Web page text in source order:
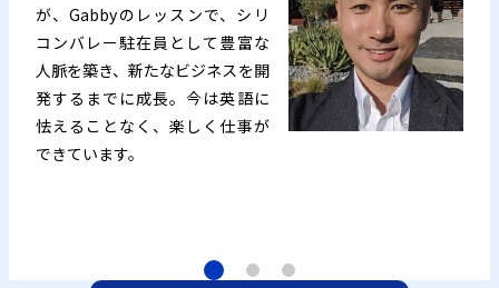
が、Gabbyのレッスンで、シリ
コンバレー駐在員として豊富な
人脈を築き、新たなビジネスを開
発するまでに成長。今は英語に
怯えることなく、楽しく仕事が
できています。